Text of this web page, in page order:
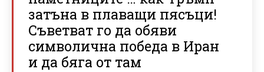
затъна в плаващи пясъци!
Съветват го да обяви
символична победа в Иран
и да бяга от там